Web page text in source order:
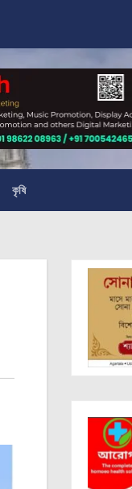
কৃষি